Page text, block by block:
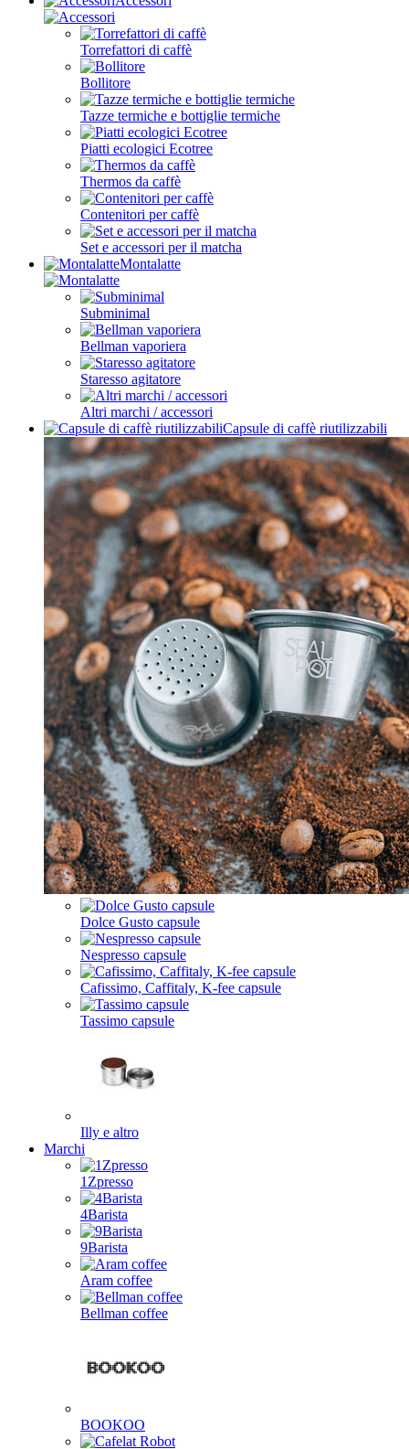
Torrefattori di caffè
Bollitore
Tazze termiche e bottiglie termiche
Piatti ecologici Ecotree
Thermos da caffè
Contenitori per caffè
Set e accessori per il matcha
Montalatte
Subminimal
Bellman vaporiera
Staresso agitatore
Altri marchi / accessori
Capsule di caffè riutilizzabili
Dolce Gusto capsule
Nespresso capsule
Cafissimo, Caffitaly, K-fee capsule
Tassimo capsule
Illy e altro
Marchi
1Zpresso
4Barista
9Barista
Aram coffee
Bellman coffee
BOOKOO